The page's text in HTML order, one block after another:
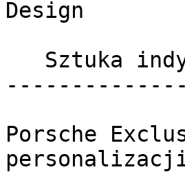
Design
Porsche